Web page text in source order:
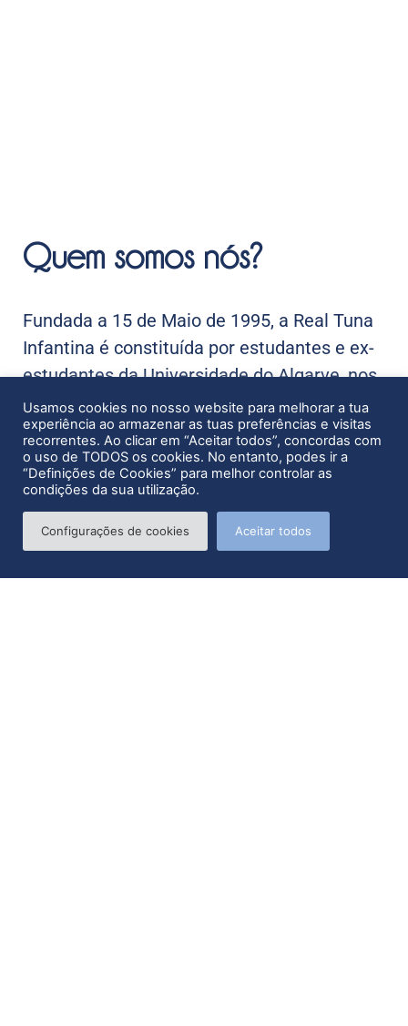
Quem somos nós?
Fundada a 15 de Maio de 1995, a Real Tuna
Infantina é constituída por estudantes e ex-
estudantes da Universidade do Algarve, nos
quais se incluem elementos de ambos os
sexos. Com oobjetivode representar a
Universidade, é através da música que
cultivam o espírito académico e se reúnem
no sentido de fomentar esse mesmo
espírito.
Usamos cookies no nosso website para melhorar a tua
experiência ao armazenar as tuas preferências e visitas
recorrentes. Ao clicar em “Aceitar todos”, concordas com
o uso de TODOS os cookies. No entanto, podes ir a
“Definições de Cookies” para melhor controlar as
condições da sua utilização.
Configurações de cookies Aceitar todos